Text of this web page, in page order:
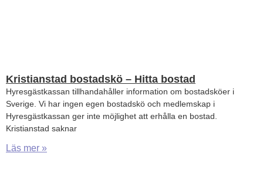
Kristianstad bostadskö – Hitta bostad
Hyresgästkassan tillhandahåller information om bostadsköer i
Sverige. Vi har ingen egen bostadskö och medlemskap i
Hyresgästkassan ger inte möjlighet att erhålla en bostad.
Kristianstad saknar
Läs mer »